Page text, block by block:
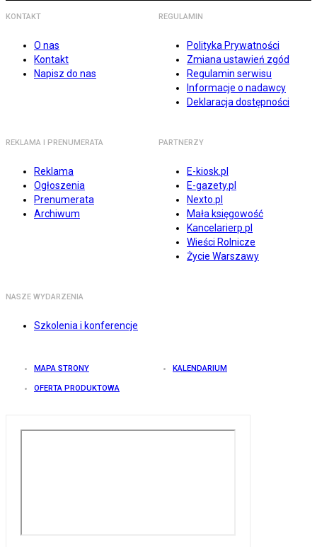
KONTAKT
O nas
Kontakt
Napisz do nas
REGULAMIN
Polityka Prywatności
Zmiana ustawień zgód
Regulamin serwisu
Informacje o nadawcy
Deklaracja dostępności
REKLAMA I PRENUMERATA
Reklama
Ogłoszenia
Prenumerata
Archiwum
PARTNERZY
E-kiosk.pl
E-gazety.pl
Nexto.pl
Mała księgowość
Kancelarierp.pl
Wieści Rolnicze
Życie Warszawy
NASZE WYDARZENIA
Szkolenia i konferencje
MAPA STRONY KALENDARIUM
OFERTA PRODUKTOWA